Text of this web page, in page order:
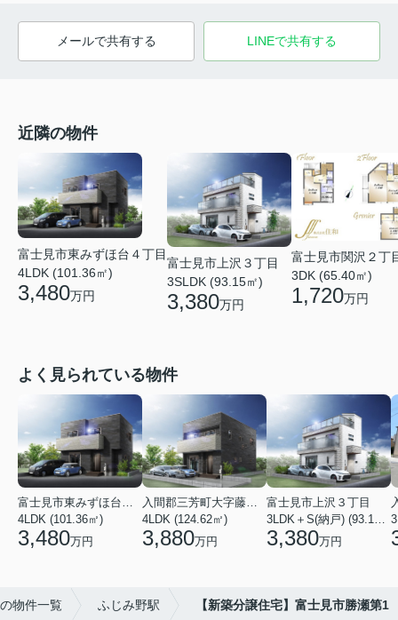
メールで共有する LINEで共有する
近隣の物件
富士見市東みずほ台４丁目
4LDK (101.36㎡)
3,480万円
富士見市上沢３丁目
3SLDK (93.15㎡)
3,380万円
富士見市関沢２丁
3DK (65.40㎡)
1,720万円
よく見られている物件
4LDK (101.36㎡)
3,480万円
4LDK (124.62㎡)
3,880万円
富士見市上沢３丁目
3,380万円
物件一覧 ふじみ野駅 【新築分譲住宅】富士見市勝瀬第1